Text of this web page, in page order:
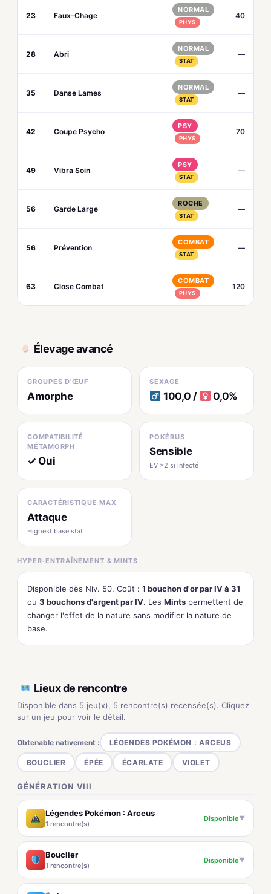
23 Faux-Chage
NORMAL
PHYS
40
28 Abri
NORMAL
STAT
—
35 Danse Lames
NORMAL
STAT
—
42 Coupe Psycho
PSY
PHYS
70
49 Vibra Soin
PSY
STAT
—
56 Garde Large
ROCHE
STAT
—
56 Prévention
COMBAT
STAT
—
63 Close Combat
COMBAT
PHYS
120
Élevage avancé
GROUPES D'ŒUF
Amorphe
SEXAGE
100,0 / 0,0%
COMPATIBILITÉ
MÉTAMORPH
✓ Oui
POKÉRUS
Sensible
EV ×2 si infecté
CARACTÉRISTIQUE MAX
Attaque
Highest base stat
HYPER-ENTRAÎNEMENT & MINTS
Disponible dès Niv. 50. Coût : 1 bouchon d'or par IV à 31
ou 3 bouchons d'argent par IV. Les Mints permettent de
changer l'effet de la nature sans modifier la nature de
base.
Lieux de rencontre
Disponible dans 5 jeu(x), 5 rencontre(s) recensée(s). Cliquez
sur un jeu pour voir le détail.
Obtenable nativement : LÉGENDES POKÉMON : ARCEUS
BOUCLIER ÉPÉE ÉCARLATE VIOLET
GÉNÉRATION VIII
Légendes Pokémon : Arceus
1 rencontre(s)
Disponible▼
Bouclier
1 rencontre(s)
Disponible▼